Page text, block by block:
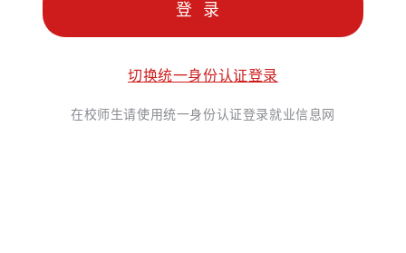
切换统一身份认证登录
在校师生请使用统一身份认证登录就业信息网